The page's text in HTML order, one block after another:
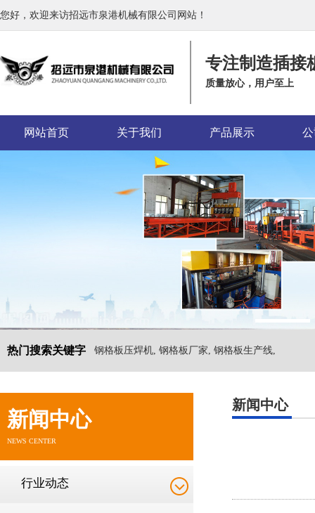
您好，欢迎来访招远市泉港机械有限公司网站！
专注制造插接
质量放心，用户至上
网站首页 关于我们 产品展示
热门搜索关键字 钢格板压焊机, 钢格板厂家, 钢格板生产线,
新闻中心
NEWS CENTER
行业动态
新闻中心